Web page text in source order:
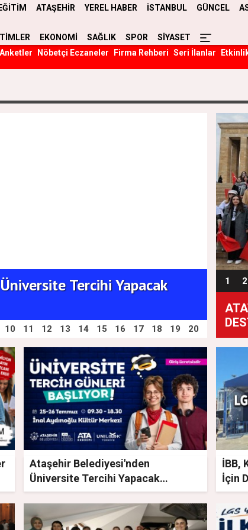
EĞİTİM ATAŞEHİR YEREL HABER İSTANBUL GÜNCEL
EKONOMİ SAĞLIK SPOR
SİYASET
Anketler Nöbetçi Eczaneler Firma Rehberi Seri İlanlar
Tercihi Yapacak
10 11 12 13 14 15 16 17 18 19 20
İBB
1 2
Ataşehir Belediyesi'nden
Üniversite Tercihi Yapacak
Gençlere Tam Destek
İBB,
İçin